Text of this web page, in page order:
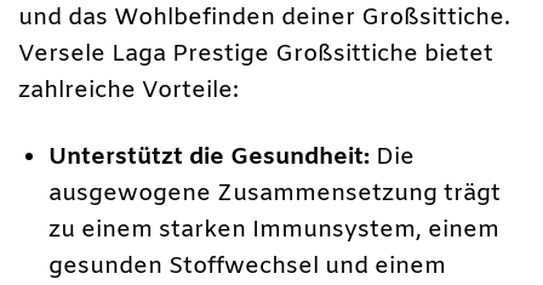
und das Wohlbefinden deiner Großsittiche.
Versele Laga Prestige Großsittiche bietet
zahlreiche Vorteile:
Unterstützt die Gesundheit: Die
ausgewogene Zusammensetzung trägt
zu einem starken Immunsystem, einem
gesunden Stoffwechsel und einem